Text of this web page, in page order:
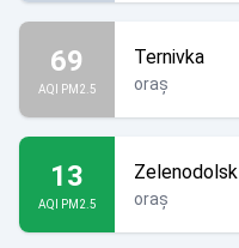
69
AQI PM2.5
Ternivka
oraș
13
AQI PM2.5
Zelenodolsk
oraș